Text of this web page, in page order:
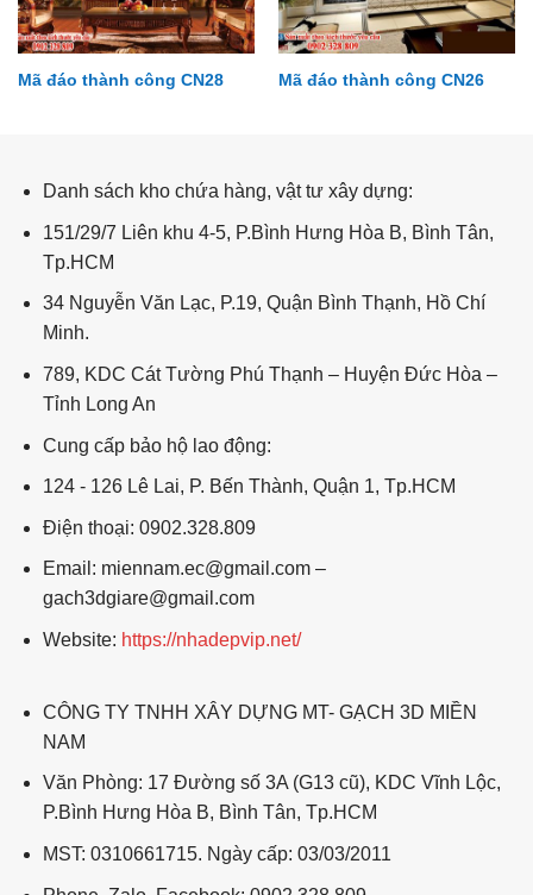
Mã đáo thành công CN28 Mã đáo thành công CN26
Danh sách kho chứa hàng, vật tư xây dựng:
151/29/7 Liên khu 4-5, P.Bình Hưng Hòa B, Bình Tân,
Tp.HCM
34 Nguyễn Văn Lạc, P.19, Quận Bình Thạnh, Hồ Chí
Minh.
789, KDC Cát Tường Phú Thạnh – Huyện Đức Hòa –
Tỉnh Long An
Cung cấp bảo hộ lao động:
124 - 126 Lê Lai, P. Bến Thành, Quận 1, Tp.HCM
Điện thoại: 0902.328.809
Email: miennam.ec@gmail.com –
gach3dgiare@gmail.com
Website: https://nhadepvip.net/
CÔNG TY TNHH XÂY DỰNG MT- GẠCH 3D MIỀN
NAM
Văn Phòng: 17 Đường số 3A (G13 cũ), KDC Vĩnh Lộc,
P.Bình Hưng Hòa B, Bình Tân, Tp.HCM
MST: 0310661715. Ngày cấp: 03/03/2011